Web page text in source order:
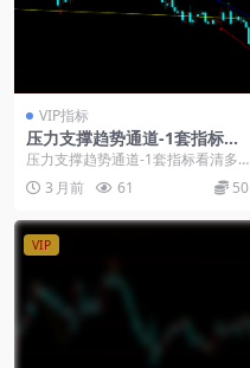
VIP指标
压力支撑趋势通道-1套指标看
清多空买卖点
压力支撑趋势通道-1套指标看清多
空买卖点： 这套指标它的逻辑很简
单，就是把复杂的...
3 月前 61 50
VIP